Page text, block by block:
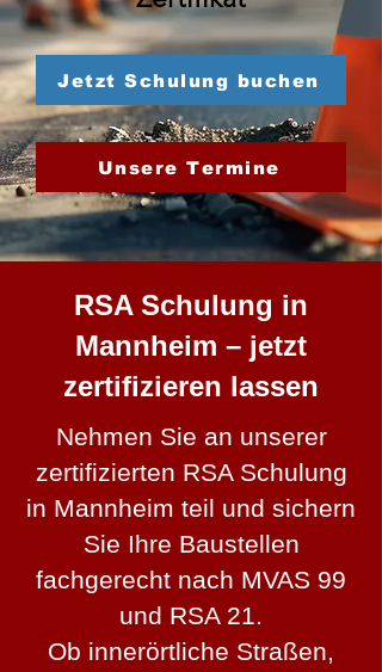
Jetzt Schulung buchen
Unsere Termine
RSA Schulung in
Mannheim – jetzt
zertifizieren lassen
Nehmen Sie an unserer
zertifizierten RSA Schulung
in Mannheim teil und sichern
Sie Ihre Baustellen
fachgerecht nach MVAS 99
und RSA 21.
Ob innerörtliche Straßen,